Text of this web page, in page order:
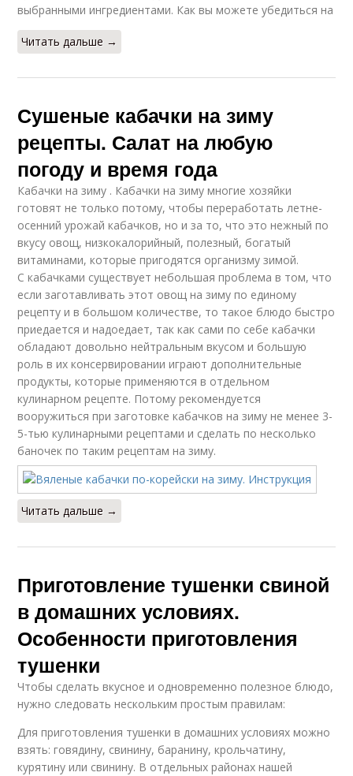
выбранными ингредиентами. Как вы можете убедиться на
Читать дальше →
Сушеные кабачки на зиму
рецепты. Салат на любую
погоду и время года
Кабачки на зиму . Кабачки на зиму многие хозяйки
готовят не только потому, чтобы переработать летне-
осенний урожай кабачков, но и за то, что это нежный по
вкусу овощ, низкокалорийный, полезный, богатый
витаминами, которые пригодятся организму зимой.
С кабачками существует небольшая проблема в том, что
если заготавливать этот овощ на зиму по единому
рецепту и в большом количестве, то такое блюдо быстро
приедается и надоедает, так как сами по себе кабачки
обладают довольно нейтральным вкусом и большую
роль в их консервировании играют дополнительные
продукты, которые применяются в отдельном
кулинарном рецепте. Потому рекомендуется
вооружиться при заготовке кабачков на зиму не менее 3-
5-тью кулинарными рецептами и сделать по несколько
баночек по таким рецептам на зиму.
Читать дальше →
Приготовление тушенки свиной
в домашних условиях.
Особенности приготовления
тушенки
Чтобы сделать вкусное и одновременно полезное блюдо,
нужно следовать нескольким простым правилам:
Для приготовления тушенки в домашних условиях можно
взять: говядину, свинину, баранину, крольчатину,
курятину или свинину. В отдельных районах нашей